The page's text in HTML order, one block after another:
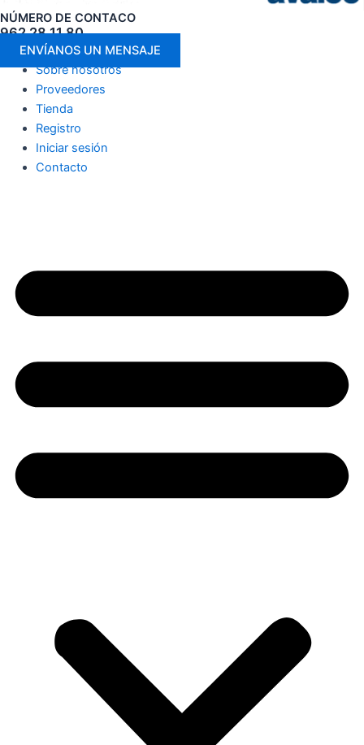
NÚMERO DE CONTACO
962 28 11 80
ENVÍANOS UN MENSAJE
Sobre nosotros
Proveedores
Tienda
Registro
Iniciar sesión
Contacto